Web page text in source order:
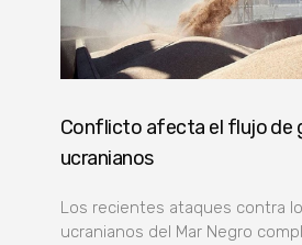
Conflicto afecta el flujo de
ucranianos
Los recientes ataques contra
ucranianos del Mar Negro